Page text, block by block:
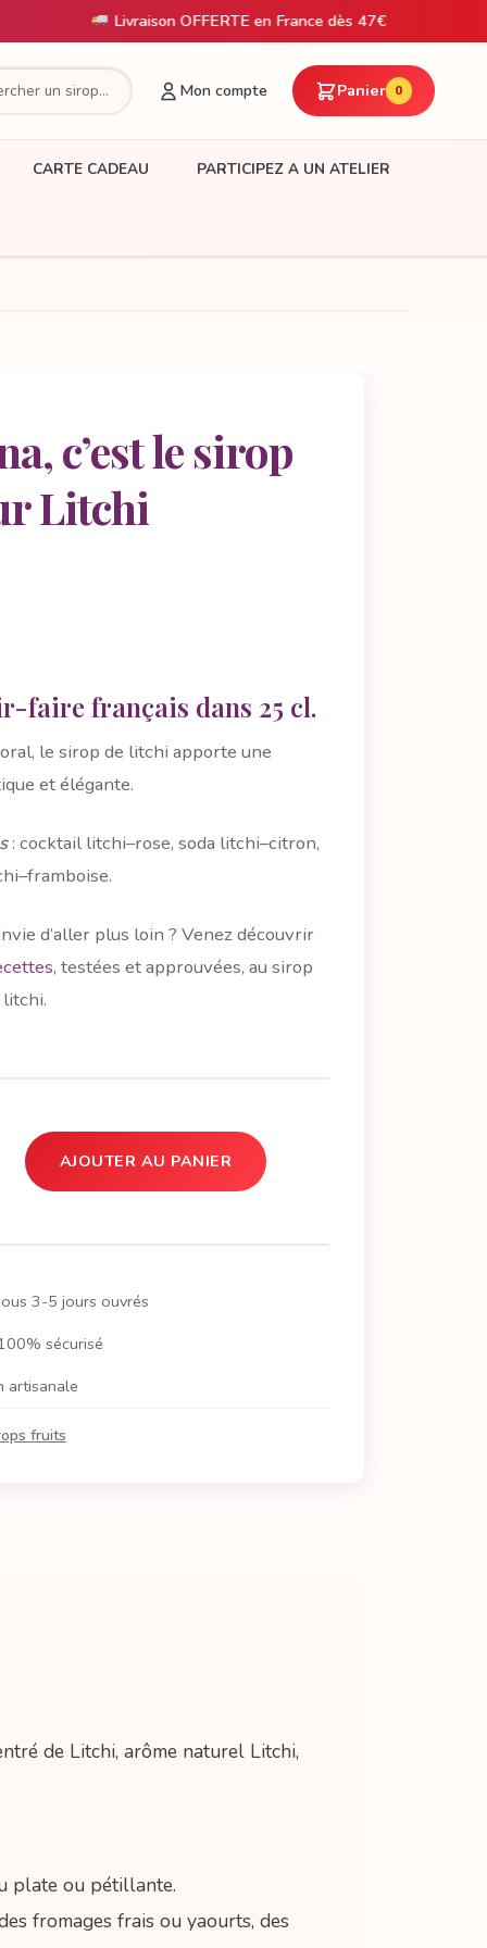
Livraison OFFERTE en France dès 47€
Mon compte Panier 0
CARTE CADEAU PARTICIPEZ A UN ATELIER
c’est le sirop
Litchi
faire français dans 25 cl.
le sirop de litchi apporte une
et élégante.
: cocktail litchi–rose, soda litchi–citron,
d’aller plus loin ? Venez découvrir
testées et approuvées, au sirop
AJOUTER AU PANIER
3-5 jours ouvrés
sécurisé
artisanale
fruits
de Litchi, arôme naturel Litchi,
plate ou pétillante.
fromages frais ou yaourts, des